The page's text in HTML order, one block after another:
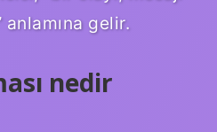
gelir.
nedir